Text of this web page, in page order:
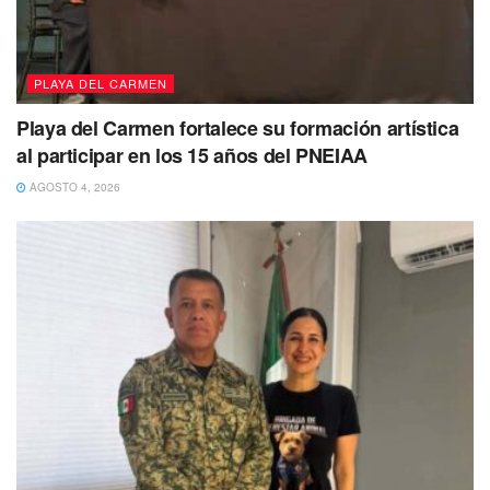
el abogado Javier Tun Jiménez no se dejó
intimidar y procedió a documentar los hechos
identidad de su agresor, ante esto señaló que
más detalles y denunciaría públicamente este
inaceptable comportamiento.
hecho de violencia por parte del grupo de
taxistas de Luis Herreradeja en evidencia la
PLAYA DEL CARMEN
Playa del Carmen fortalece su formación artística
al participar en los 15 años del PNEIAA
AGOSTO 4, 2026